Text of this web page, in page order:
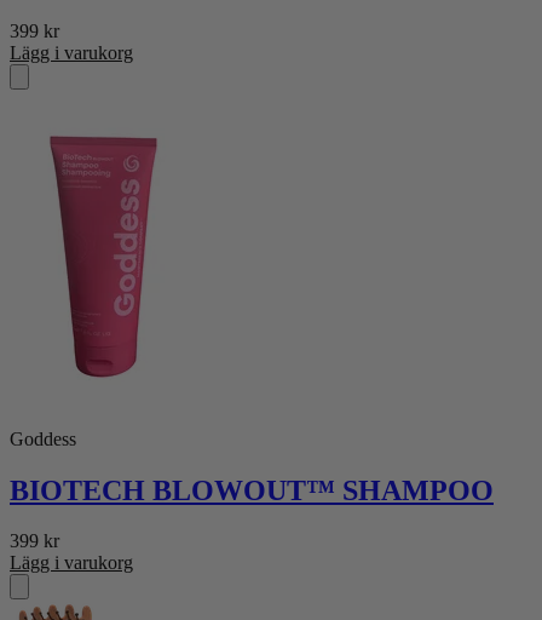
399 kr
Lägg i varukorg
Goddess
BIOTECH BLOWOUT™ SHAMPOO
399 kr
Lägg i varukorg